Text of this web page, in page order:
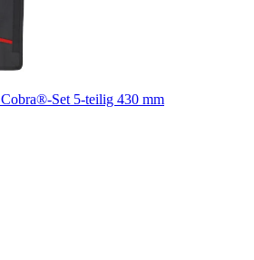
Set 5-teilig 430 mm